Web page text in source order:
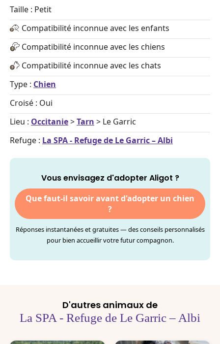
Taille : Petit
Compatibilité inconnue avec les enfants
Compatibilité inconnue avec les chiens
Compatibilité inconnue avec les chats
Type : Chien
Croisé : Oui
Lieu : Occitanie>Tarn > Le Garric
Refuge : La SPA - Refuge de Le Garric – Albi
Vous envisagez d'adopter Aligot ?
Que faut-il savoir avant d'adopter un chien
?
Réponses instantanées et gratuites — des conseils personnalisés
pour bien accueillir votre futur compagnon.
D'autres animaux de
La SPA - Refuge de Le Garric – Albi